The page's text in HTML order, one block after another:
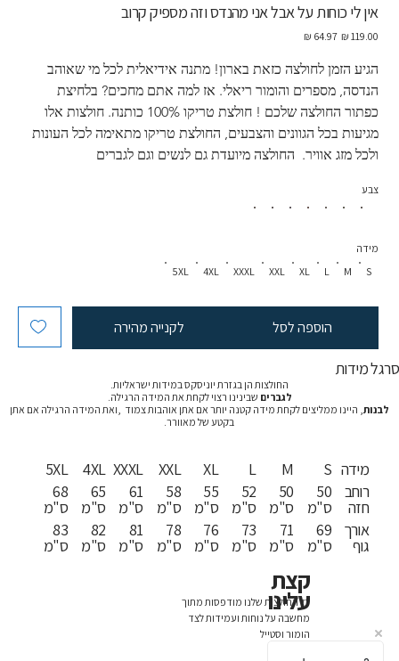
אין לי כוחות על אבל אני מהנדס וזה מספיק קרוב
מחיר
מחיר
‏64.97 ‏₪
הגיע הזמן לחולצה כזאת בארון! מתנה אידיאלית לכל מי שאוהב
הנדסה, מספרים והומור ריאלי. אז למה אתם מחכים? בלחיצת
כפתור החולצה שלכם ! חולצת טריקו 100% כותנה. חולצות אלו
מגיעות בכל הגוונים והצבעים, החולצת טריקו מתאימה לכל העונות
ולכל מזג אוויר.  החולצה מיועדת גם לנשים וגם לגברים
צבע
S
M
L
XL
XXL
XXXL
4XL
5XL
מידה
הוספה לסל לקנייה מהירה
סרגל מידות
החולצות הן בגזרת יוניסקס במידות ישראליות.
לגברים שבינינו רצוי לקחת את המידה הרגילה.
לבנות, היינו ממליצים לקחת מידה קטנה יותר אם אתן אוהבות צמוד ,ואת המידה הרגילה אם אתן
בקטע של מאוורר.
5XL
68
ס"מ
83
ס"מ
4XL
65
ס"מ
82
ס"מ
XXXL
61
ס"מ
81
ס"מ
XXL
58
ס"מ
78
ס"מ
XL
55
ס"מ
76
ס"מ
L
52
ס"מ
73
ס"מ
M
50
ס"מ
71
ס"מ
S
50
ס"מ
69
ס"מ
מידה
רוחב
חזה
אורך
גוף
כל החולצות שלנו מודפסות מתוך
מחשבה על נוחות ועמידות לצד
הומור וסטייל
קצת
עלינו